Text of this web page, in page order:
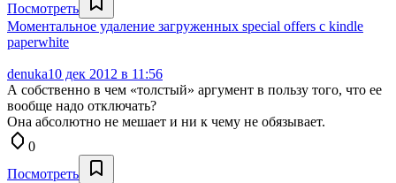
Посмотреть
Моментальное удаление загруженных special offers с kindle
paperwhite
denuka10 дек 2012 в 11:56
А собственно в чем «толстый» аргумент в пользу того, что ее
вообще надо отключать?
Она абсолютно не мешает и ни к чему не обязывает.
0
Посмотреть